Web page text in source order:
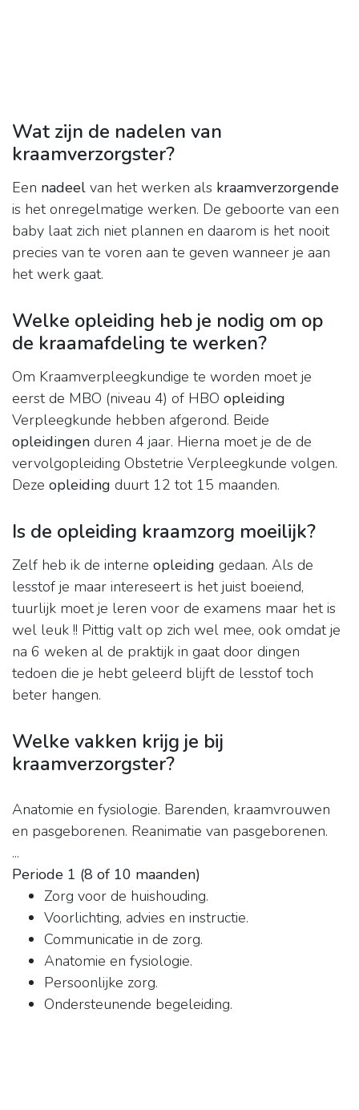
Wat zijn de nadelen van
kraamverzorgster?
Een nadeel van het werken als kraamverzorgende
is het onregelmatige werken. De geboorte van een
baby laat zich niet plannen en daarom is het nooit
precies van te voren aan te geven wanneer je aan
het werk gaat.
Welke opleiding heb je nodig om op
de kraamafdeling te werken?
Om Kraamverpleegkundige te worden moet je
eerst de MBO (niveau 4) of HBO opleiding
Verpleegkunde hebben afgerond. Beide
opleidingen duren 4 jaar. Hierna moet je de de
vervolgopleiding Obstetrie Verpleegkunde volgen.
Deze opleiding duurt 12 tot 15 maanden.
Is de opleiding kraamzorg moeilijk?
Zelf heb ik de interne opleiding gedaan. Als de
lesstof je maar intereseert is het juist boeiend,
tuurlijk moet je leren voor de examens maar het is
wel leuk !! Pittig valt op zich wel mee, ook omdat je
na 6 weken al de praktijk in gaat door dingen
tedoen die je hebt geleerd blijft de lesstof toch
beter hangen.
Welke vakken krijg je bij
kraamverzorgster?
Anatomie en fysiologie. Barenden, kraamvrouwen
en pasgeborenen. Reanimatie van pasgeborenen.
...
Periode 1 (8 of 10 maanden)
Zorg voor de huishouding.
Voorlichting, advies en instructie.
Communicatie in de zorg.
Anatomie en fysiologie.
Persoonlijke zorg.
Ondersteunende begeleiding.